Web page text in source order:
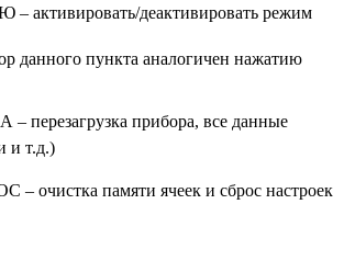
активировать/деактивировать режим
данного пункта аналогичен нажатию
перезагрузка прибора, все данные
и т.д.)
очистка памяти ячеек и сброс настроек